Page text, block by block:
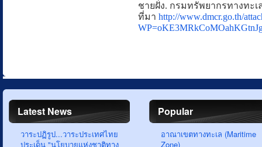
ชายฝั่ง. กรมทรัพยากรทางทะ
ที่มา http://www.dmcr.go.th/
Latest News
วาระปฏิรูป...วาระประเทศไทย
ประเด็น "นโยบายแห่งชาติทาง
Popular
อาณาเขตทางทะเล (Maritime
Zone)